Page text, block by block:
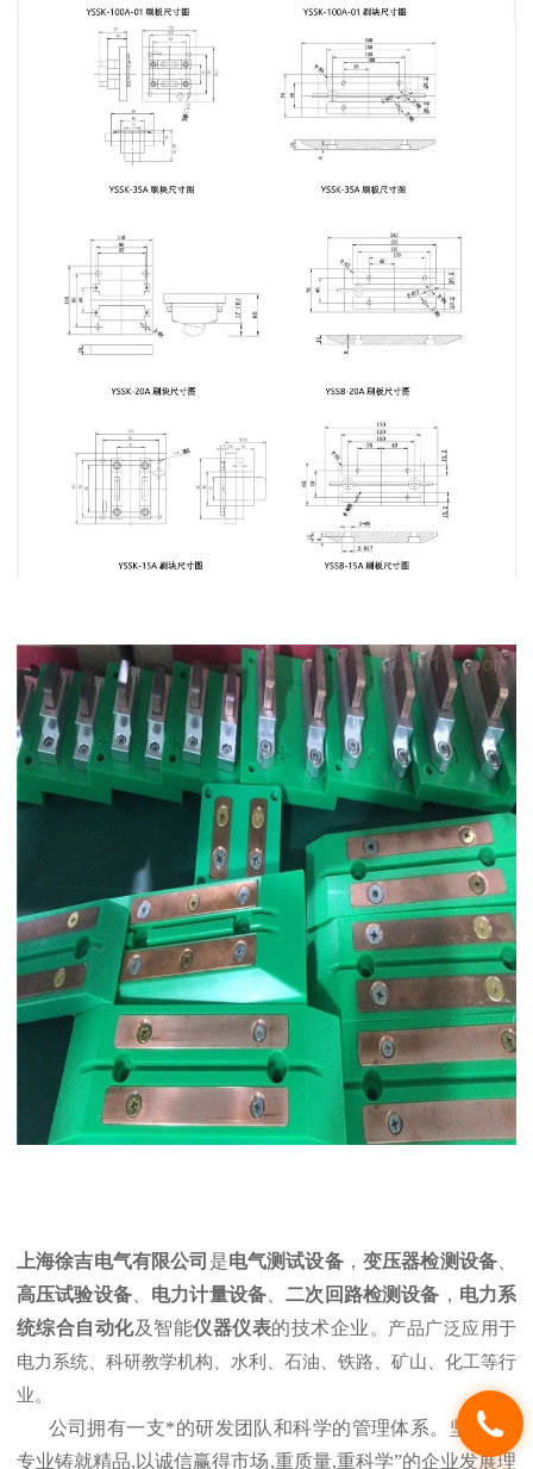
上海徐吉电气有限公司 是电气测试设备， 变压器检测设备
高压试验设备、 电力计量设备 、二次回路检测设备 ， 电力系
统综合自动化及智能仪器仪表的技术企业 。产品广泛应用于
电力系统、科研教学机构、水利、石油、铁路、矿山、化工等行
业。
公司拥有一支*的研发团队和科学的管理体系。坚持“以
专业铸就精品,以诚信赢得市场,重质量,重科学”的企业发展理